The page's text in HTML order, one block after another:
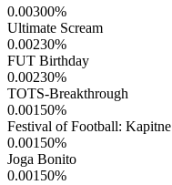
0.00300%
Ultimate Scream
0.00230%
FUT Birthday
0.00230%
TOTS-Breakthrough
0.00150%
Festival of Football: Kapitne
0.00150%
Joga Bonito
0.00150%